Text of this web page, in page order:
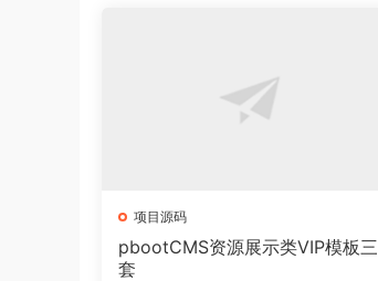
项目源码
pbootCMS资源展示类VIP模板三
套